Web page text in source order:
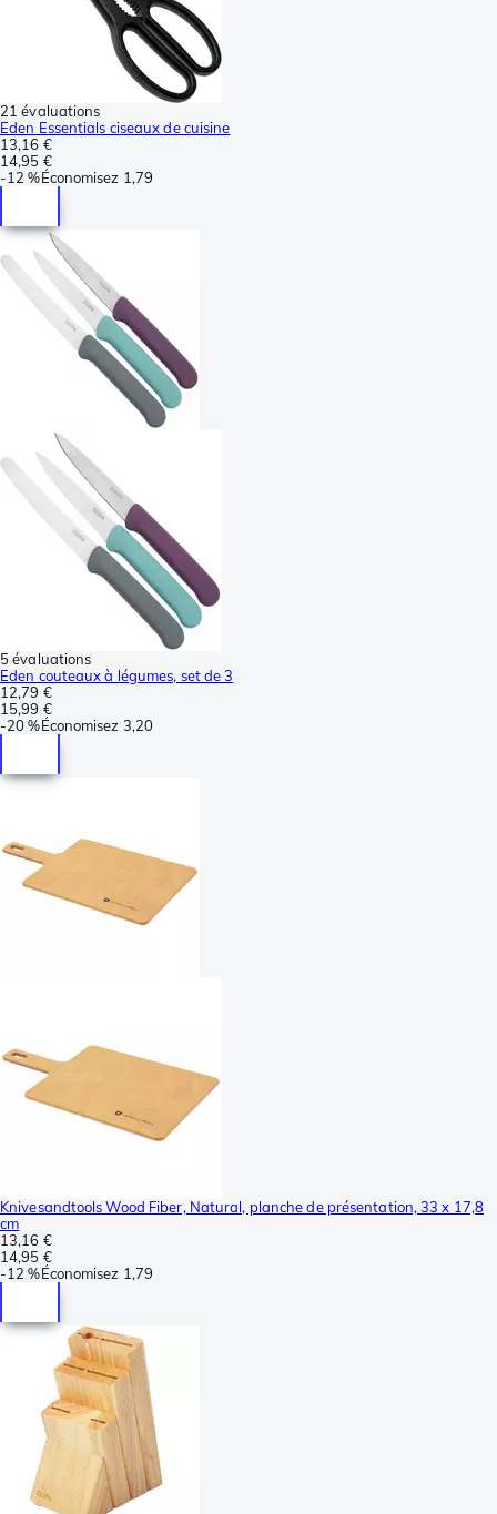
21 évaluations
Eden Essentials ciseaux de cuisine
13,16 €
14,95 €
-12 %Économisez 1,79
5 évaluations
Eden couteaux à légumes, set de 3
12,79 €
15,99 €
-20 %Économisez 3,20
Knivesandtools Wood Fiber, Natural, planche de présentation, 33 x 17,8
cm
13,16 €
14,95 €
-12 %Économisez 1,79